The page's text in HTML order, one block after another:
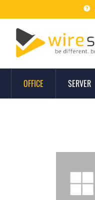
OFFICE SERVER